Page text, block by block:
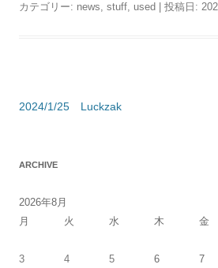
カテゴリー: news stuff used | 投稿日:
投
ー
ョ
2024/1/25 Luckzak
ARCHIVE
2026年8月
月
火 水 木 金
3
4 5 6 7